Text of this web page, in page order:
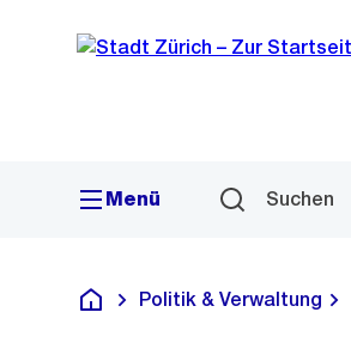
Navigation
Sprunglink
Menü Suchen
Deutsch
Politik & Verwaltung